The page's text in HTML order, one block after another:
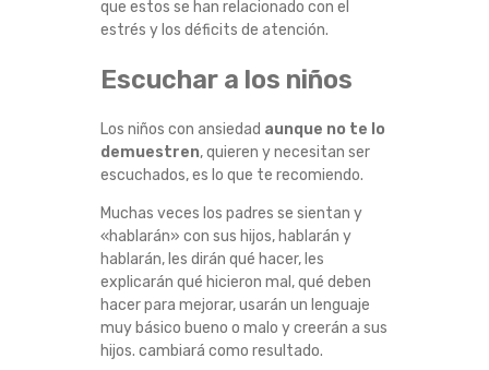
que estos se han relacionado con el
estrés y los déficits de atención.
Escuchar a los niños
Los niños con ansiedad aunque no te lo
demuestren, quieren y necesitan ser
escuchados, es lo que te recomiendo.
Muchas veces los padres se sientan y
«hablarán» con sus hijos, hablarán y
hablarán, les dirán qué hacer, les
explicarán qué hicieron mal, qué deben
hacer para mejorar, usarán un lenguaje
muy básico bueno o malo y creerán a sus
hijos. cambiará como resultado.